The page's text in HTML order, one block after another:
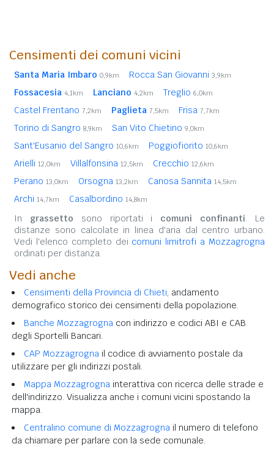
Censimenti dei comuni vicini
Santa Maria Imbaro 0,9km Rocca San Giovanni 3,9km
Fossacesia 4,1km Lanciano 4,2km Treglio 6,0km
Castel Frentano 7,2km Paglieta 7,5km Frisa 7,7km
Torino di Sangro 8,9km San Vito Chietino 9,0km
Sant'Eusanio del Sangro 10,6km Poggiofiorito 10,6km
Arielli 12,0km Villalfonsina 12,5km Crecchio 12,6km
Perano 13,0km Orsogna 13,2km Canosa Sannita 14,5km
Archi 14,7km Casalbordino 14,8km
In grassetto sono riportati i comuni confinanti. Le
distanze sono calcolate in linea d'aria dal centro urbano.
Vedi l'elenco completo dei comuni limitrofi a Mozzagrogna
ordinati per distanza.
Vedi anche
Censimenti della Provincia di Chieti, andamento
demografico storico dei censimenti della popolazione.
Banche Mozzagrogna con indirizzo e codici ABI e CAB
degli Sportelli Bancari.
CAP Mozzagrogna il codice di avviamento postale da
utilizzare per gli indirizzi postali.
Mappa Mozzagrogna interattiva con ricerca delle strade e
dell'indirizzo. Visualizza anche i comuni vicini spostando la
mappa.
Centralino comune di Mozzagrogna il numero di telefono
da chiamare per parlare con la sede comunale.